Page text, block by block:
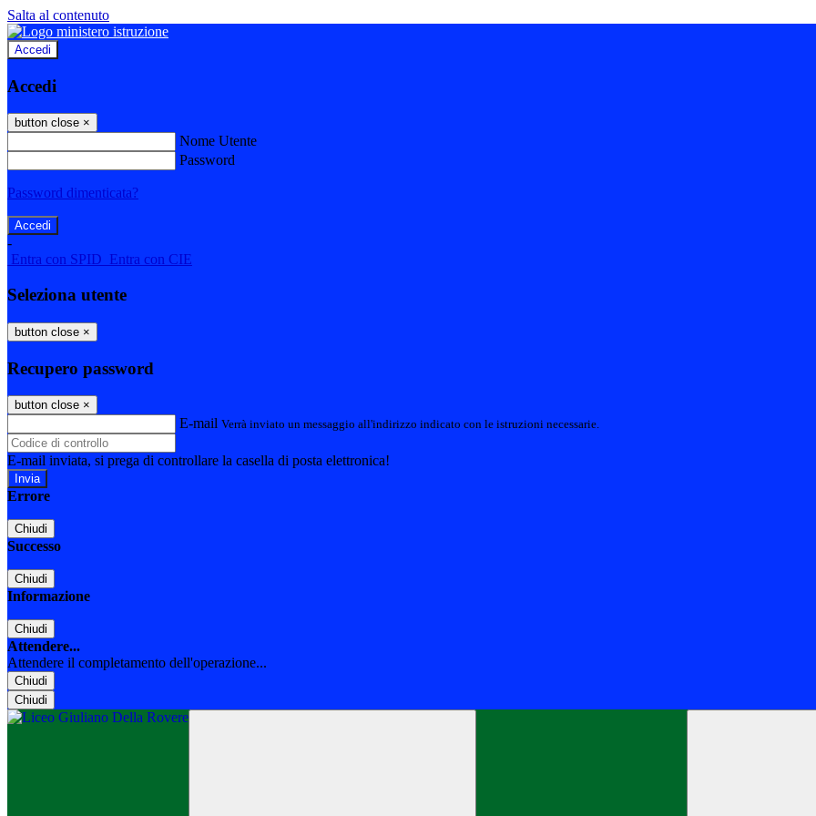
Salta al contenuto
Accedi
Accedi
button close ×
Nome Utente
Password
Password dimenticata?
-
Entra con SPID Entra con CIE
Seleziona utente
button close ×
Recupero password
button close ×
E-mail Verrà inviato un messaggio all'indirizzo indicato con le istruzioni necessarie.
E-mail inviata, si prega di controllare la casella di posta elettronica!
Errore
Chiudi
Successo
Chiudi
Informazione
Chiudi
Attendere...
Attendere il completamento dell'operazione...
Chiudi
Chiudi